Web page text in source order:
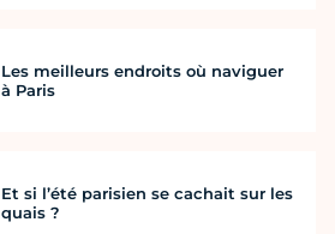
Les meilleurs endroits où naviguer
à Paris
Et si l’été parisien se cachait sur les
quais ?